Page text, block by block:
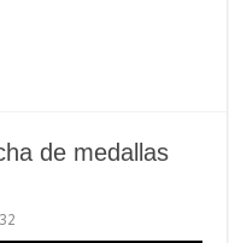
de medallas